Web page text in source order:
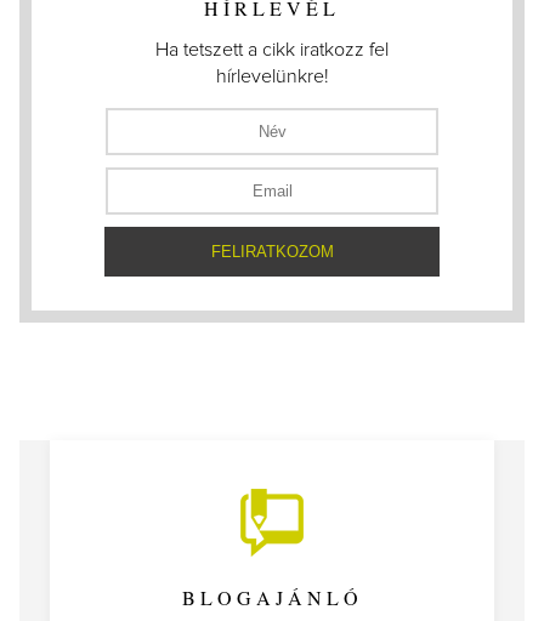
HÍRLEVÉL
Ha tetszett a cikk iratkozz fel
hírlevelünkre!
BLOGAJÁNLÓ